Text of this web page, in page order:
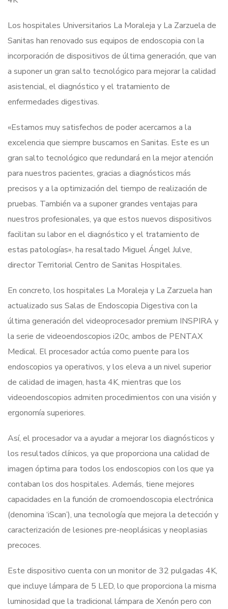
Los hospitales Universitarios La Moraleja y La Zarzuela de
Sanitas han renovado sus equipos de endoscopia con la
incorporación de dispositivos de última generación, que van
a suponer un gran salto tecnológico para mejorar la calidad
asistencial, el diagnóstico y el tratamiento de
enfermedades digestivas.
«Estamos muy satisfechos de poder acercarnos a la
excelencia que siempre buscamos en Sanitas. Este es un
gran salto tecnológico que redundará en la mejor atención
para nuestros pacientes, gracias a diagnósticos más
precisos y a la optimización del tiempo de realización de
pruebas. También va a suponer grandes ventajas para
nuestros profesionales, ya que estos nuevos dispositivos
facilitan su labor en el diagnóstico y el tratamiento de
estas patologías», ha resaltado Miguel Ángel Julve,
director Territorial Centro de Sanitas Hospitales.
En concreto, los hospitales La Moraleja y La Zarzuela han
actualizado sus Salas de Endoscopia Digestiva con la
última generación del videoprocesador premium INSPIRA y
la serie de videoendoscopios i20c, ambos de PENTAX
Medical. El procesador actúa como puente para los
endoscopios ya operativos, y los eleva a un nivel superior
de calidad de imagen, hasta 4K, mientras que los
videoendoscopios admiten procedimientos con una visión y
ergonomía superiores.
Así, el procesador va a ayudar a mejorar los diagnósticos y
los resultados clínicos, ya que proporciona una calidad de
imagen óptima para todos los endoscopios con los que ya
contaban los dos hospitales. Además, tiene mejores
capacidades en la función de cromoendoscopia electrónica
(denomina ‘iScan’), una tecnología que mejora la detección y
caracterización de lesiones pre-neoplásicas y neoplasias
precoces.
Este dispositivo cuenta con un monitor de 32 pulgadas 4K,
que incluye lámpara de 5 LED, lo que proporciona la misma
luminosidad que la tradicional lámpara de Xenón pero con